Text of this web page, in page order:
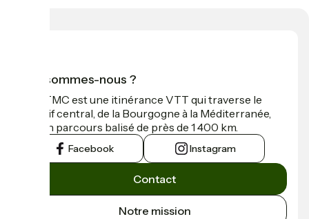
Qui sommes-nous ?
La GTMC est une itinérance VTT qui traverse le
Massif central, de la Bourgogne à la Méditerranée,
sur un parcours balisé de près de 1 400 km.
Facebook Instagram
Contact
Notre mission